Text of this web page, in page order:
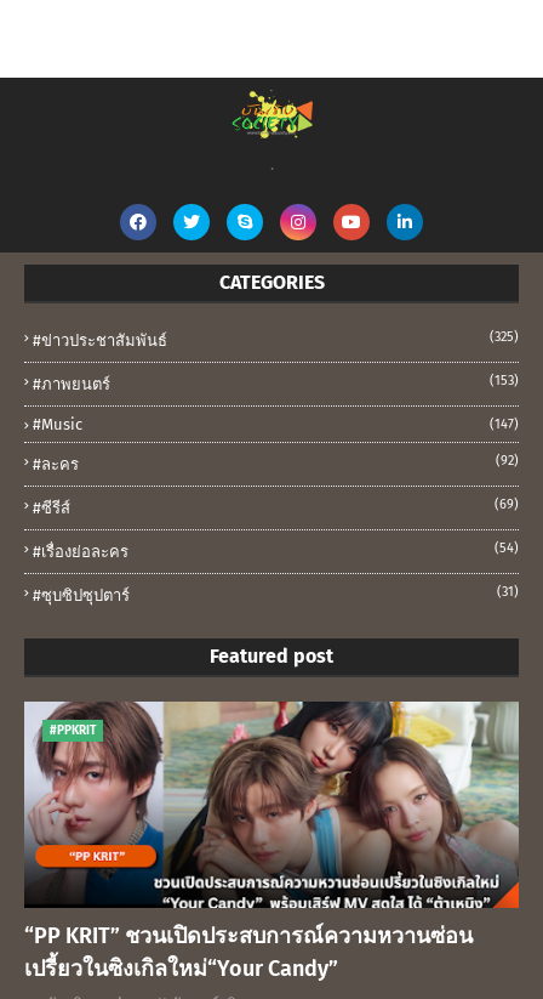
.
CATEGORIES
#ข่าวประชาสัมพันธ์ (325)
#ภาพยนตร์ (153)
#music (147)
#ละคร (92)
#ซีรีส์ (69)
#เรื่องย่อละคร (54)
#ซุบซิปซุปตาร์ (31)
Featured post
#PPKRIT
“PP KRIT” ชวนเปิดประสบการณ์ความหวานซ่อน
เปรี้ยวในซิงเกิลใหม่“Your Candy”